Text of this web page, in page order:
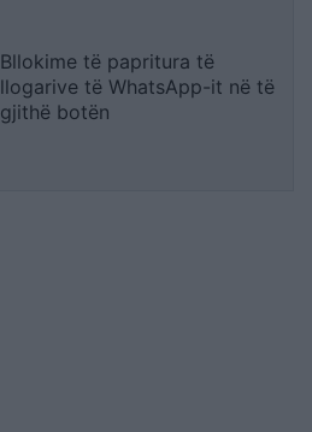
Bllokime të papritura të
llogarive të WhatsApp-it në të
gjithë botën